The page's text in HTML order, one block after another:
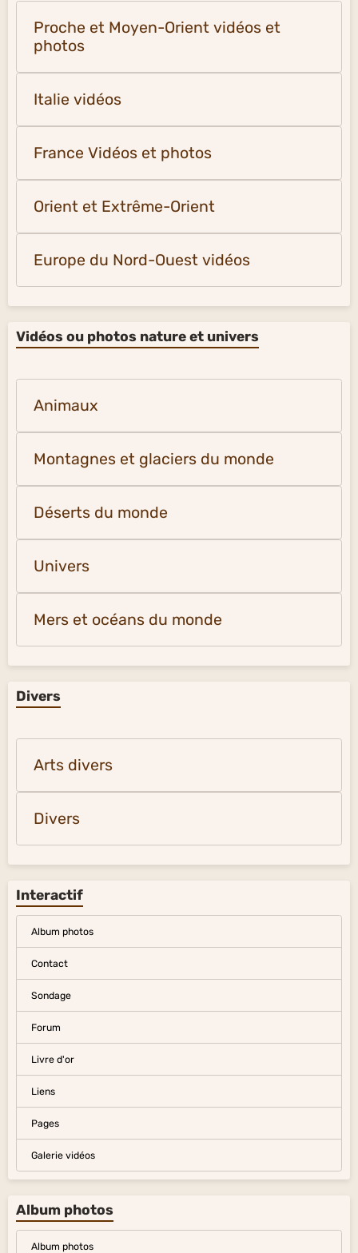
Proche et Moyen-Orient vidéos et
photos
Italie vidéos
France Vidéos et photos
Orient et Extrême-Orient
Europe du Nord-Ouest vidéos
Vidéos ou photos nature et univers
Animaux
Montagnes et glaciers du monde
Déserts du monde
Univers
Mers et océans du monde
Divers
Arts divers
Divers
Interactif
Album photos
Contact
Sondage
Forum
Livre d'or
Liens
Pages
Galerie vidéos
Album photos
Album photos